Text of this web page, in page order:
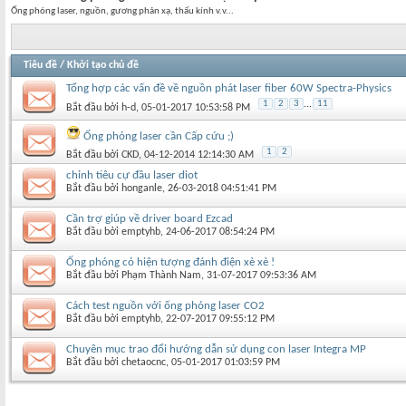
Ống phóng laser, nguồn, gương phản xạ, thấu kính v.v...
Tiêu đề / Khởi tạo chủ đề
Tổng hợp các vấn đề về nguồn phát laser fiber 60W Spectra-Physics
Bắt đầu bởi h-d‎, 05-01-2017 10:53:58 PM 1 2 3 ... 11
Ống phóng laser cần Cấp cứu ;)
Bắt đầu bởi CKD‎, 04-12-2014 12:14:30 AM 1 2
chỉnh tiêu cự đầu laser diot
Bắt đầu bởi honganle‎, 26-03-2018 04:51:41 PM
Cần trợ giúp về driver board Ezcad
Bắt đầu bởi emptyhb‎, 24-06-2017 08:54:24 PM
Ống phóng có hiện tượng đánh điện xè xè !
Bắt đầu bởi Phạm Thành Nam‎, 31-07-2017 09:53:36 AM
Cách test nguồn với ống phóng laser CO2
Bắt đầu bởi emptyhb‎, 22-07-2017 09:55:12 PM
Chuyên mục trao đổi hướng dẫn sử dụng con laser Integra MP
Bắt đầu bởi chetaocnc‎, 05-01-2017 01:03:59 PM